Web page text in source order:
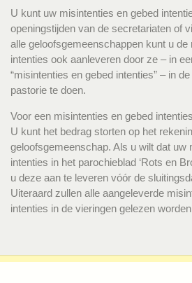
U kunt uw misintenties en gebed
openingstijden van de secretariaten of
alle geloofsgemeenschappen kunt u
intenties ook aanleveren door ze – in
“misintenties en gebed intenties” – in
pastorie te doen.
Voor een misintenties en gebed
U kunt het bedrag storten op het
geloofsgemeenschap. Als u wilt dat uw
intenties in het parochieblad ‘Rots en
u deze aan te leveren vóór de
Uiteraard zullen alle aangeleverde
intenties in de vieringen gelezen